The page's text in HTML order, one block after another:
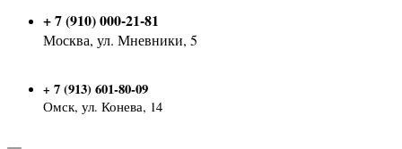
+ 7 (910) 000-21-81
Москва, ул. Мневники, 5
+ 7 (913) 601-80-09
Омск, ул. Конева, 14